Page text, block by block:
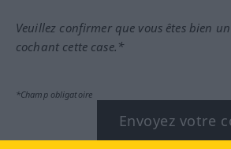
Veuillez confirmer que vous êtes bien
cochant cette case.*
*Champ obligatoire
Envoyez votre